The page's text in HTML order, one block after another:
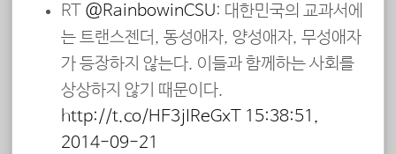
RT @RainbowinCSU: 대한민국의 교과서에
는 트랜스젠더, 동성애자, 양성애자, 무성애자
가 등장하지 않는다. 이들과 함께하는 사회를
상상하지 않기 때문이다.
http://t.co/HE3jIReGxT 15:38:51,
2014-09-21